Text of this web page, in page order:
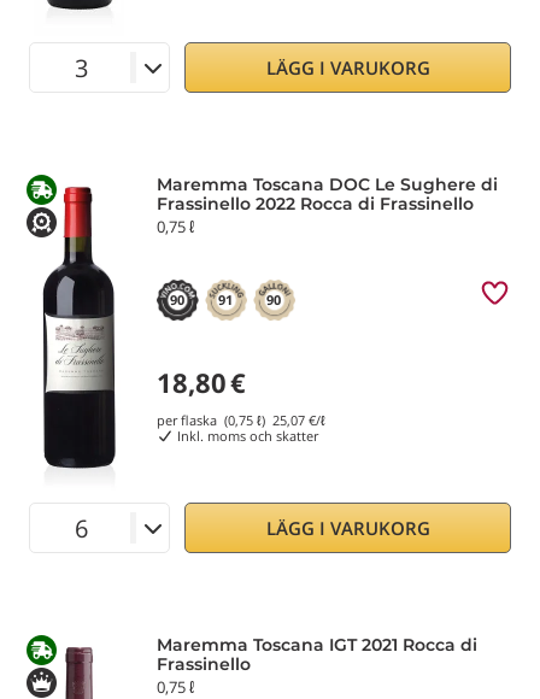
LÄGG I VARUKORG
Maremma Toscana DOC Le Sughere di
Frassinello 2022 Rocca di Frassinello
0,75 ℓ
90 91 90
18,80€
per flaska (0,75 ℓ) 25,07 €/ℓ
Inkl. moms och skatter
LÄGG I VARUKORG
Maremma Toscana IGT 2021 Rocca di
Frassinello
0,75 ℓ